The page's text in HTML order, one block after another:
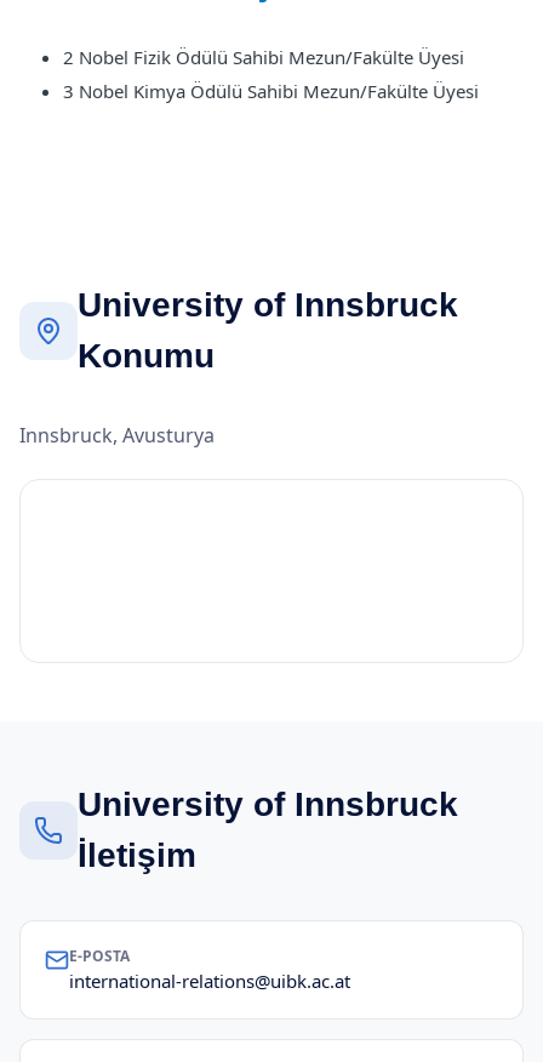
2 Nobel Fizik Ödülü Sahibi Mezun/Fakülte Üyesi
3 Nobel Kimya Ödülü Sahibi Mezun/Fakülte Üyesi
University of Innsbruck
Konumu
Innsbruck, Avusturya
University of Innsbruck
İletişim
E-POSTA
international-relations@uibk.ac.at